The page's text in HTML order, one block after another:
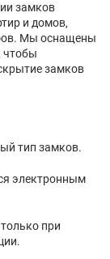
замков
и домов,
Мы оснащены
чтобы
замков
тип замков.
электронным
при